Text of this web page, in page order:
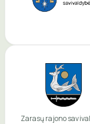
Zarasų rajono